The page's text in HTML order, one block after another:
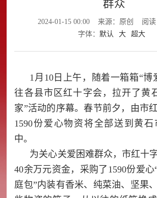
群众
2024-01-15 00:00 来源：原创
阅
字体： 默认 大 超大
1月10日上午，随着一箱箱“博
往各县市区红十字会，拉开了黄
家”活动的序幕。春节前夕，由市
1590份爱心物资将全部送到黄
中。
为关心关爱困难群众，市红十
40余万元资金，采购了1590份爱心
庭包”内装有香米、纯菜油、坚果